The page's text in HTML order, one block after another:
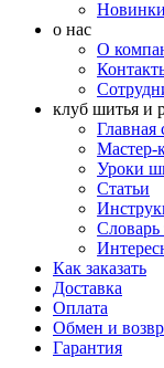
Новинки
о нас
О
клуб шитья и
Главная
Мастер-
Уроки
Статьи
Словарь
Как заказать
Доставка
Оплата
Обмен и
Гарантия